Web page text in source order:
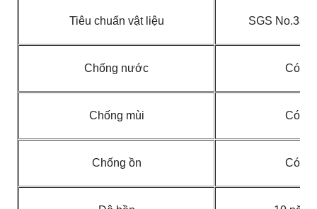
Tiêu chuẩn vật liệu SGS
Chống nước Có
Chống mùi Có
Chống ồn Có